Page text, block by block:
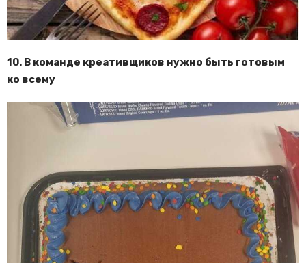
10. В команде креативщиков нужно быть готовым
ко всему